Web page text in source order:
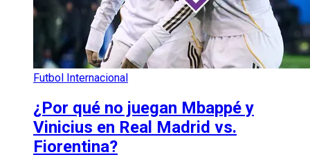
Futbol Internacional
¿Por qué no juegan Mbappé y
Vinicius en Real Madrid vs.
Fiorentina?